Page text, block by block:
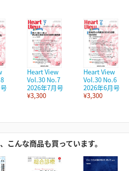
Heart View
Vol.30 No.7
2026年7月号
¥3,300
Heart View
Vol.30 No.6
2026年6月号
¥3,300
こんな商品も買っています。